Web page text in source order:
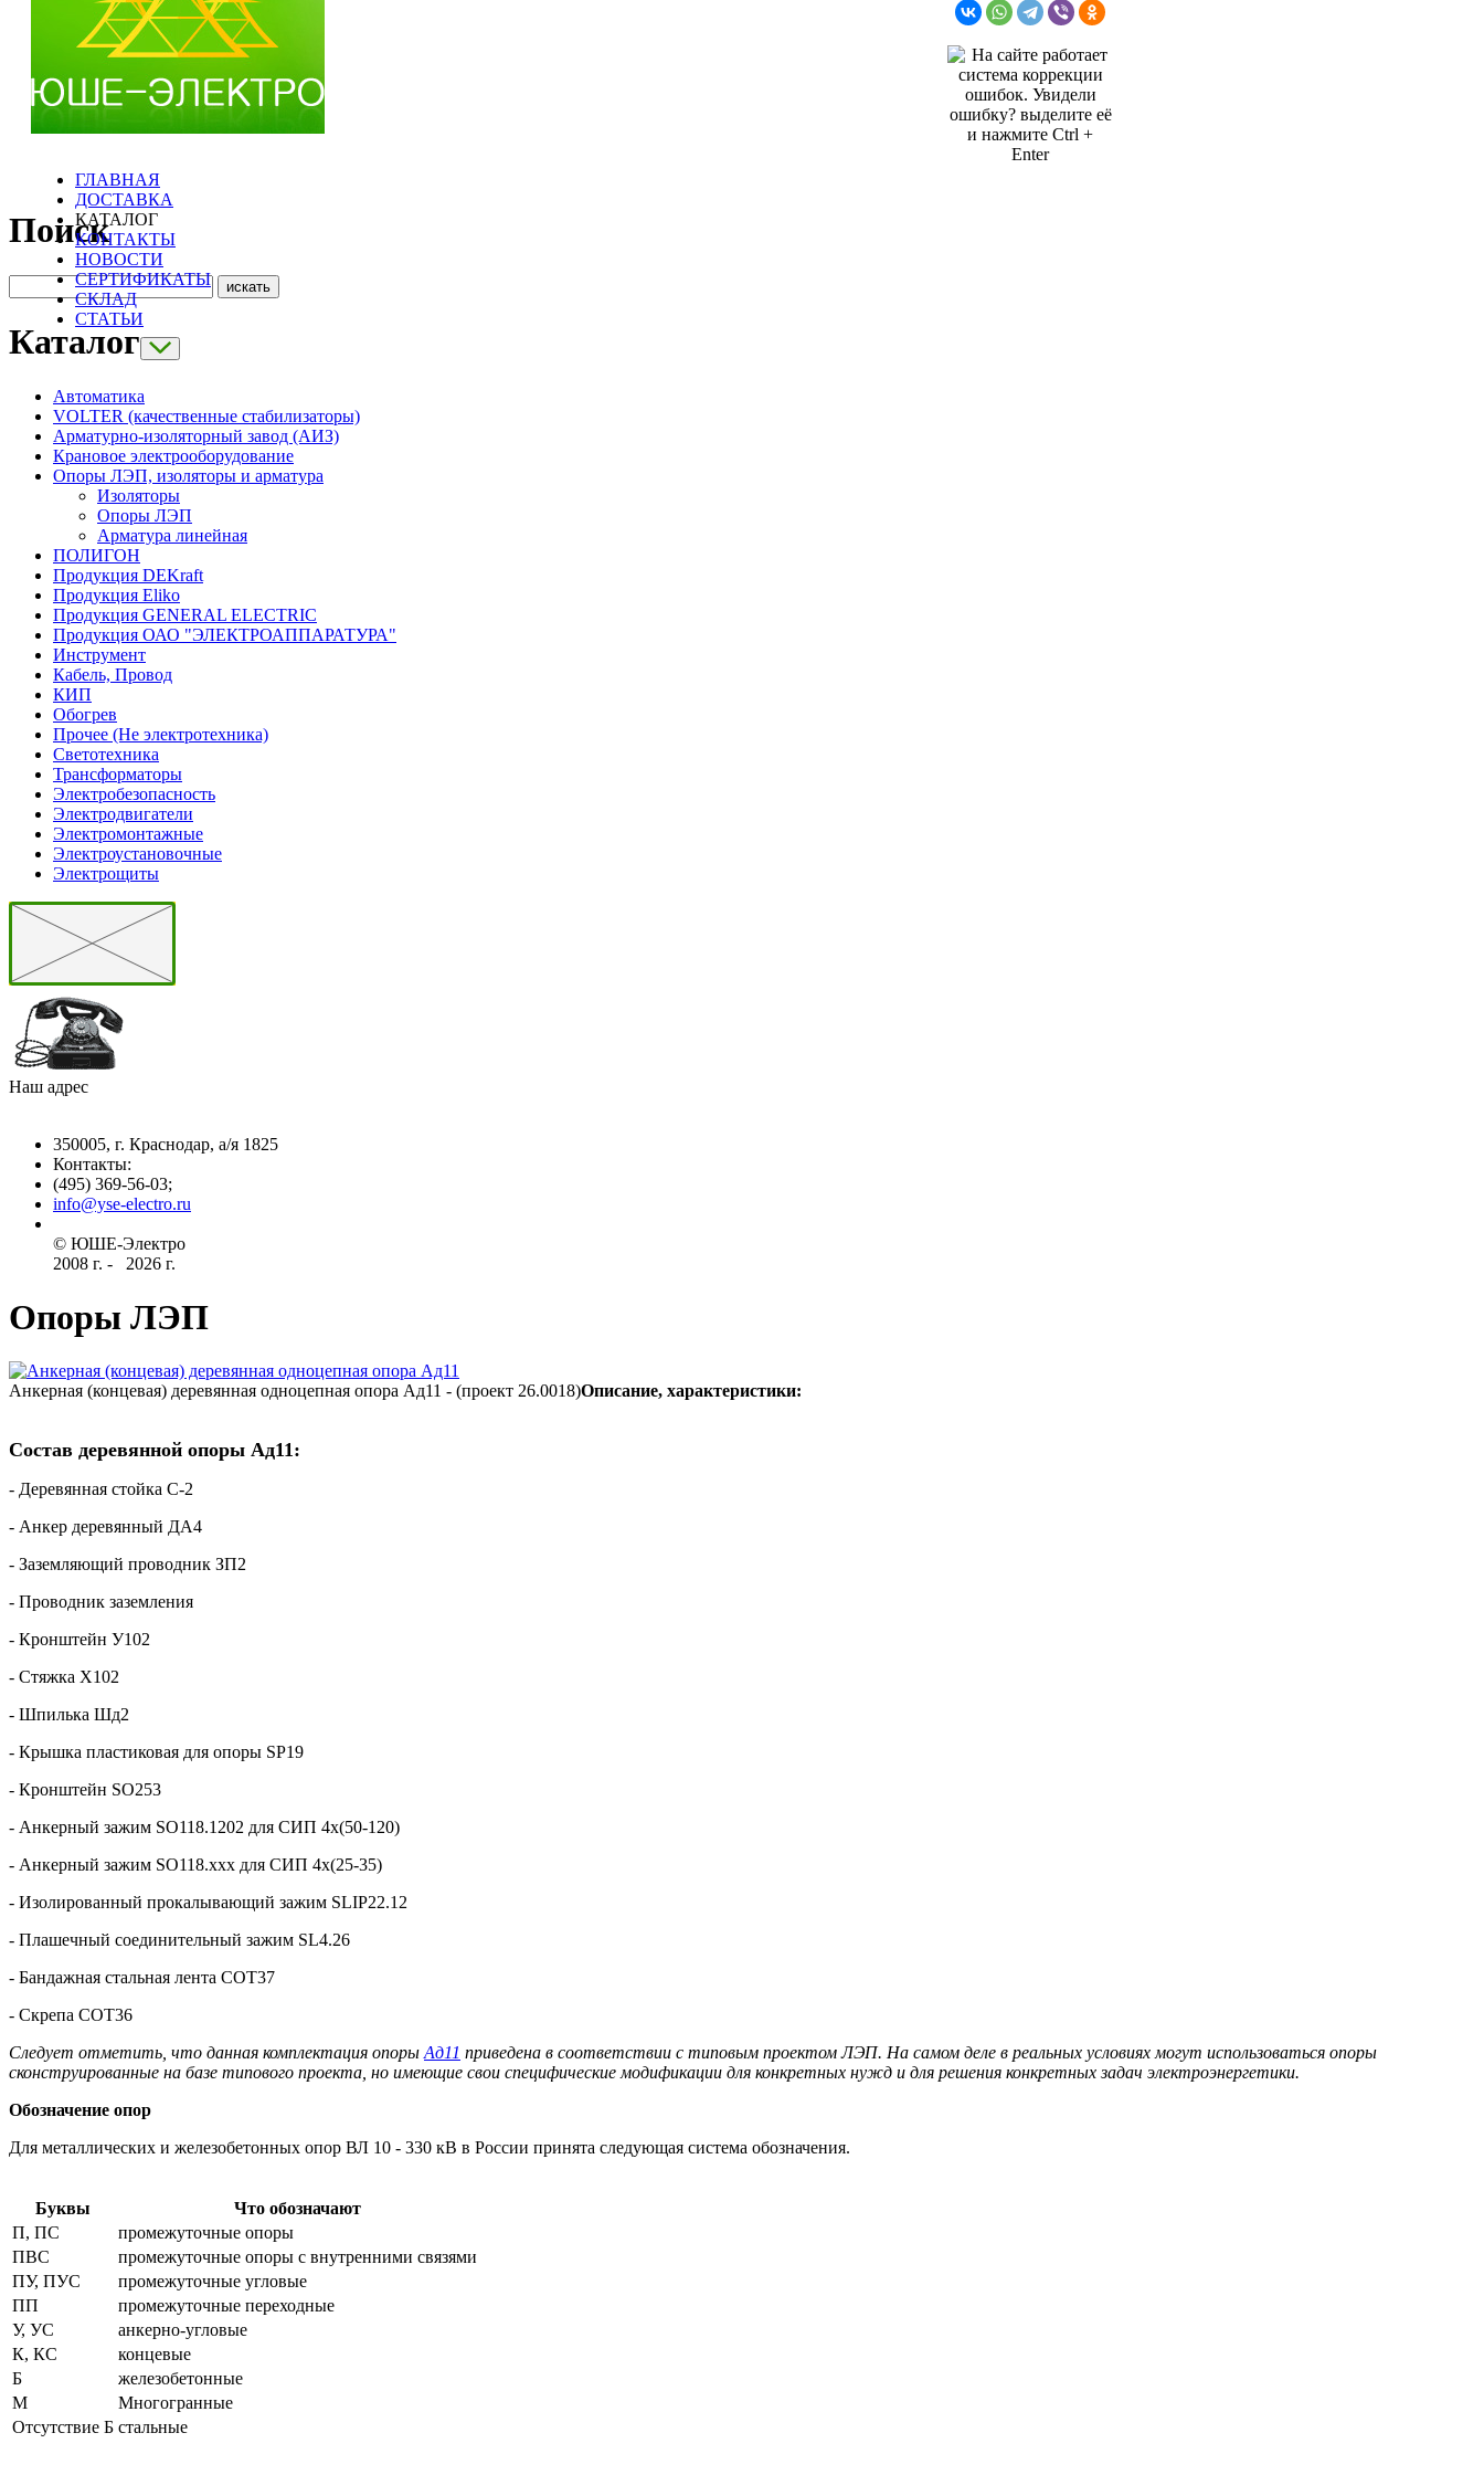
ГЛАВНАЯ
ДОСТАВКА
КАТАЛОГ
КОНТАКТЫ
НОВОСТИ
СЕРТИФИКАТЫ
СКЛАД
СТАТЬИ
Поиск
Каталог
Автоматика
VOLTER (качественные стабилизаторы)
Арматурно-изоляторный завод (АИЗ)
Крановое электрооборудование
Опоры ЛЭП, изоляторы и арматура
Изоляторы
Опоры ЛЭП
Арматура линейная
ПОЛИГОН
Продукция DEKraft
Продукция Eliko
Продукция GENERAL ELECTRIC
Продукция ОАО "ЭЛЕКТРОАППАРАТУРА"
Инструмент
Кабель, Провод
КИП
Обогрев
Прочее (Не электротехника)
Светотехника
Трансформаторы
Электробезопасность
Электродвигатели
Электромонтажные
Электроустановочные
Электрощиты
Наш адрес
350005, г. Краснодар, а/я 1825
Контакты: ­
(495) 369-56-03;
info@yse-electro.ru­
© ЮШЕ-Эл­ектро ­
2008 г­. - ­ ­­­­­
2026 г.
Опоры ЛЭП
Анкерная (концевая) деревянная одноцепная опора Ад11 - (проект 26.0018)Описание, характеристики:
Состав деревянной опоры Ад11:
- Деревянная стойка С-2
- Анкер деревянный ДА4
- Заземляющий проводник ЗП2­
- Проводник заземления
- Кронштейн У102
- Стяжка Х102
- Шпилька Шд2
- Крышка пластиковая для опоры SP19
- Кронштейн SO253
- Анкерный зажим SO118.1202 для СИП 4х(50-120)
- Анкерный зажим SO118.ххх для СИП 4х(25-35)
- Изолированный прокалывающий зажим SLIP22.12
- Плашечный соединительный зажим SL4.26
- Бандажная стальная лента СОТ37
- Скрепа COT36­­­
Следует отметить, что данная комплектация опорыАд11 п­риведена в соответствии с типовым проектом ЛЭП. На самом деле в реальных условиях могут использоваться опоры
сконструированные на базе типового проекта, но имеющие свои специфические модификации для конкретных нужд и для решения конкретных задач электроэнергетики.
Обозначение опор
Для металлических и железобетонных опор ВЛ 10 - 330 кВ в России принята следующая система обозначения.
Буквы
Что обозначают
П, ПС
промежуточные опоры
ПВС
промежуточные опоры с внутренними связями
ПУ, ПУС
промежуточные угловые
ПП
промежуточные переходные
У, УС
анкерно-угловые
К, КС
концевые
Б
железобетонные
М
Многогранные
Отсутствие Б стальные